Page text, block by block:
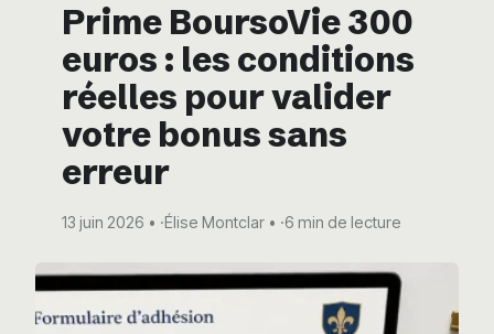
Business
Éducation & Emploi
Prime BoursoVie 300
euros : les conditions
réelles pour valider
votre bonus sans
erreur
13 juin 2026 ·Élise Montclar ·6 min de lecture